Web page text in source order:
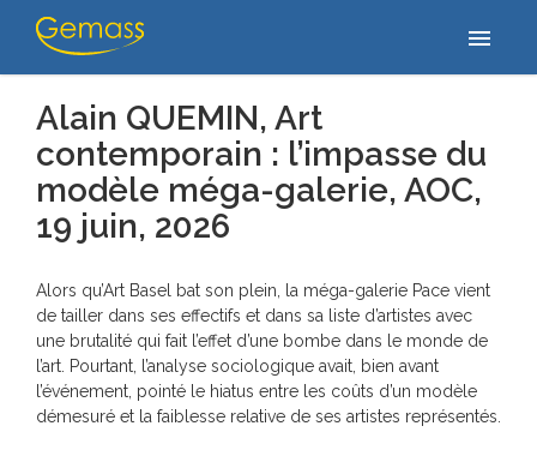
menu
Home /Publications
modèle méga-galerie, AOC, 19 juin, 2026
Alain QUEMIN, Art
contemporain : l’impasse du
modèle méga-galerie, AOC,
19 juin, 2026
Alors qu’Art Basel bat son plein, la méga-galerie Pace vient
de tailler dans ses effectifs et dans sa liste d’artistes avec
une brutalité qui fait l’effet d’une bombe dans le monde de
l’art. Pourtant, l’analyse sociologique avait, bien avant
l’événement, pointé le hiatus entre les coûts d’un modèle
démesuré et la faiblesse relative de ses artistes représentés.